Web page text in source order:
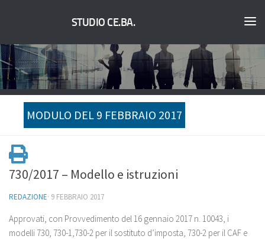
STUDIO CE.BA.
MODULO DEL 9 FEBBRAIO 2017
730/2017 – Modello e istruzioni
REDAZIONE· 9 FEBBRAIO 2017
Approvati, con Provvedimento del 16 gennaio 2017 n. 10043, i
modelli 730, 730-1,730-2 per il sostituto d’imposta, 730-2 per il CAF e